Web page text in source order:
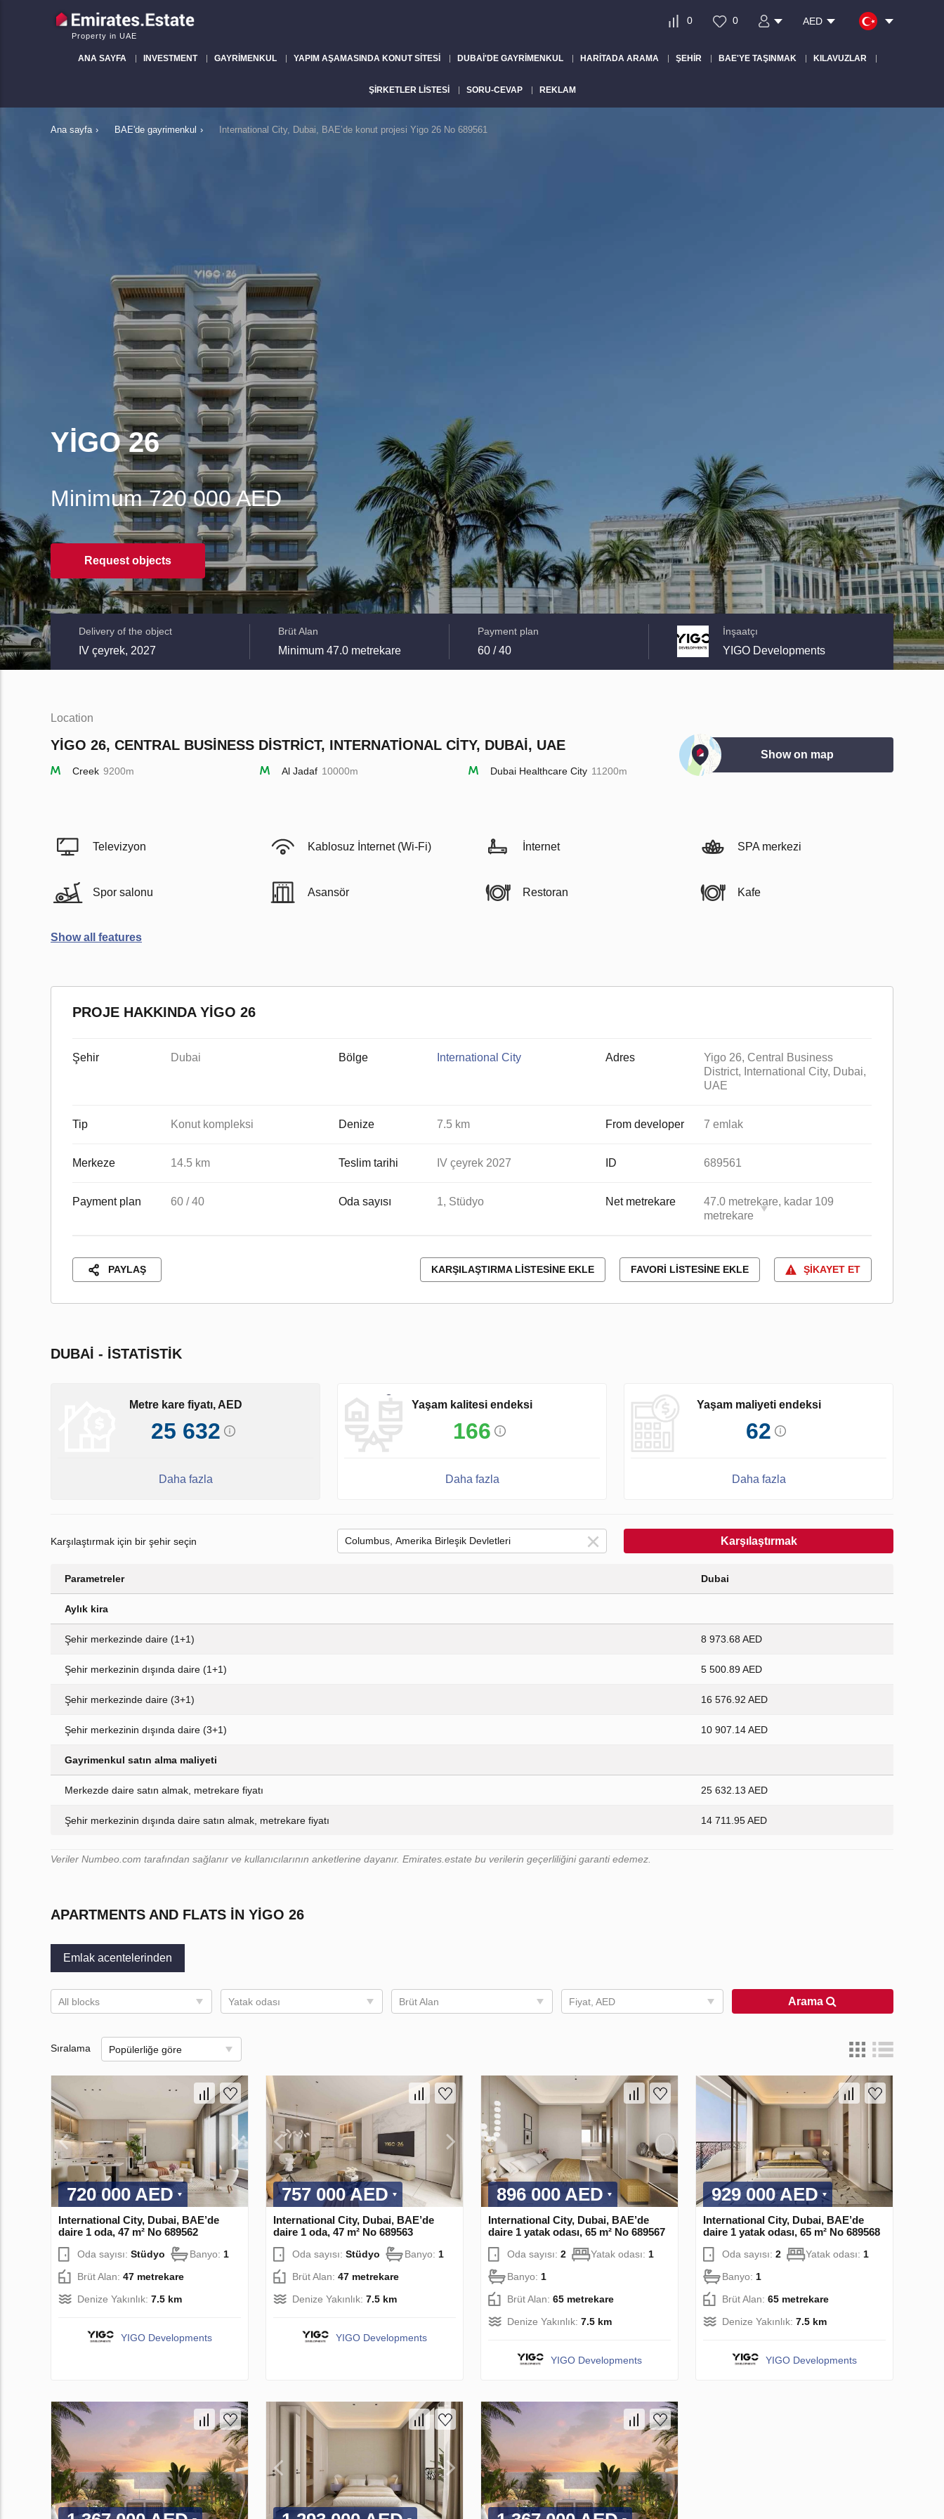
Property in UAE
0 0 AED
ANA SAYFA INVESTMENT GAYRIMENKUL YAPIM AŞAMASINDA KONUT SITESI DUBAI'DE GAYRIMENKUL HARITADA ARAMA ŞEHIR BAE'YE TAŞINMAK KILAVUZLAR
ŞIRKETLER LISTESI SORU-CEVAP REKLAM
Ana sayfa › BAE'de gayrimenkul › International City, Dubai, BAE’de konut projesi Yigo 26 No 689561
YIGO 26
Minimum 720 000 AED
Request objects
Delivery of the object
IV çeyrek, 2027
Brüt Alan
Minimum 47.0 metrekare
Payment plan
60 / 40
İnşaatçı
YIGO Developments
Location
YIGO 26, CENTRAL BUSINESS DISTRICT, INTERNATIONAL CITY, DUBAI, UAE
Creek 9200m Al Jadaf 10000m Dubai Healthcare City 11200m
Show on map
Televizyon Kablosuz İnternet (Wi-Fi) İnternet SPA merkezi
Spor salonu Аsansör Restoran Kafe
Show all features
PROJE HAKKINDA YIGO 26
Şehir Dubai Bölge International City Adres
Yigo 26, Central Business
District, International City, Dubai,
UAE
Tip Konut kompleksi Denize 7.5 km From developer 7 emlak
Merkeze 14.5 km Teslim tarihi IV çeyrek 2027 ID 689561
Payment plan 60 / 40 Oda sayısı 1, Stüdyo Net metrekare
47.0 metrekare, kadar 109
metrekare
PAYLAŞ KARŞILAŞTIRMA LISTESINE EKLE FAVORI LISTESINE EKLE ŞIKAYET ET
DUBAI - İSTATISTIK
Metre kare fiyatı, AED
25 632
Daha fazla
Yaşam kalitesi endeksi
166
Daha fazla
Yaşam maliyeti endeksi
62
Daha fazla
Karşılaştırmak için bir şehir seçin Karşılaştırmak
Parametreler Dubai
Aylık kira
Şehir merkezinde daire (1+1) 8 973.68 AED
Şehir merkezinin dışında daire (1+1) 5 500.89 AED
Şehir merkezinde daire (3+1) 16 576.92 AED
Şehir merkezinin dışında daire (3+1) 10 907.14 AED
Gayrimenkul satın alma maliyeti
Merkezde daire satın almak, metrekare fiyatı 25 632.13 AED
Şehir merkezinin dışında daire satın almak, metrekare fiyatı 14 711.95 AED
Veriler Numbeo.com tarafından sağlanır ve kullanıcılarının anketlerine dayanır. Emirates.estate bu verilerin geçerliliğini garanti edemez.
APARTMENTS AND FLATS IN YIGO 26
Emlak acentelerinden
All blocks Yatak odası Brüt Alan Fiyat, AED Arama
Sıralama Popülerliğe göre
720 000 AED
International City, Dubai, BAE’de
daire 1 oda, 47 m² No 689562
Oda sayısı: Stüdyo Banyo: 1
Brüt Alan: 47 metrekare
Denize Yakınlık: 7.5 km
YIGO Developments
757 000 AED
International City, Dubai, BAE’de
daire 1 oda, 47 m² No 689563
Oda sayısı: Stüdyo Banyo: 1
Brüt Alan: 47 metrekare
Denize Yakınlık: 7.5 km
YIGO Developments
896 000 AED
International City, Dubai, BAE’de
daire 1 yatak odası, 65 m² No 689567
Oda sayısı: 2 Yatak odası: 1
Banyo: 1
Brüt Alan: 65 metrekare
Denize Yakınlık: 7.5 km
YIGO Developments
929 000 AED
International City, Dubai, BAE’de
daire 1 yatak odası, 65 m² No 689568
Oda sayısı: 2 Yatak odası: 1
Banyo: 1
Brüt Alan: 65 metrekare
Denize Yakınlık: 7.5 km
YIGO Developments